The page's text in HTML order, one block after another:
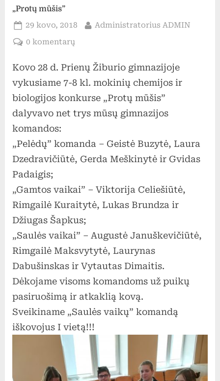
„Protų mūšis”
Posted
on
29 kovo, 2018 By
Administratorius ADMIN
0 komentarųįraše
mūšis”
Kovo 28 d. Prienų Žiburio gimnazijoje
vykusiame 7-8 kl. mokinių chemijos ir
biologijos konkurse „Protų mūšis”
dalyvavo net trys mūsų gimnazijos
komandos:
„Pelėdų” komanda – Geistė Buzytė, Laura
Dzedravičiūtė, Gerda Meškinytė ir Gvidas
Padaigis;
„Gamtos vaikai” – Viktorija Celiešiūtė,
Rimgailė Kuraitytė, Lukas Brundza ir
Džiugas Šapkus;
„Saulės vaikai” – Augustė Januškevičiūtė,
Rimgailė Maksvytytė, Laurynas
Dabušinskas ir Vytautas Dimaitis.
Dėkojame visoms komandoms už puikų
pasiruošimą ir atkaklią kovą.
Sveikiname „Saulės vaikų” komandą
iškovojus I vietą!!!